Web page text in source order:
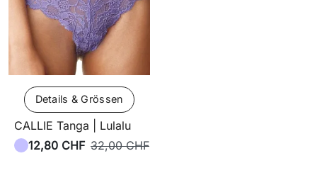
Details & Grössen
CALLIE Tanga | Lulalu
12,80 CHF 32,00 CHF